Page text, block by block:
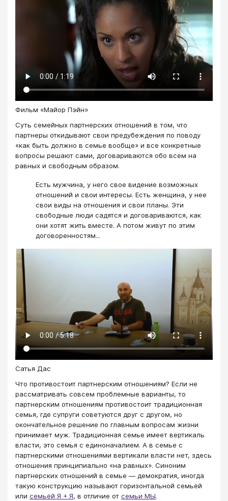
Фильм «Майор Пэйн»
Суть семейных партнерских отношений в том, что
партнеры откидывают свои предубеждения по поводу
«как быть должно в семье вообще» и все конкретные
вопросы решают сами, договариваются обо всем на
равных и свободным образом.
Есть мужчина, у него свое видение возможных
отношений и свои интересы. Есть женщина, у нее
свои виды на отношения и свои планы. Эти
свободные люди садятся и договариваются, как
они хотят жить вместе. А потом живут по этим
договоренностям...
Сатья Дас
Что противостоит партнерским отношениям? Если не
рассматривать совсем проблемные варианты, то
партнерским отношениям противостоит традиционная
семья, где супруги советуются друг с другом, но
окончательное решение по главным вопросам жизни
принимает муж. Традиционная семье имеет вертикаль
власти, это семья с единоначалием. А в семье с
партнерскими отношениями вертикали власти нет, здесь
отношения принципиально «на равных». Синоним
партнерских отношений в семье — демократия, иногда
такую конструкцию называют горизонтальной семьёй
или семьёй Я + Я, в отличие от семьи МЫ.